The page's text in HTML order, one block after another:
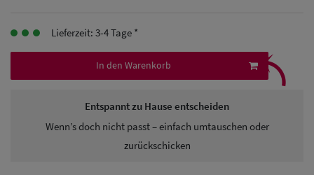
Lieferzeit: 3-4 Tage *
In den Warenkorb
Entspannt zu Hause entscheiden
Wenn’s doch nicht passt – einfach umtauschen oder
zurückschicken
⤹